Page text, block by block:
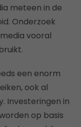
meteen in de
Onderzoek
vooral
een enorm
ook al
Investeringen in
op basis